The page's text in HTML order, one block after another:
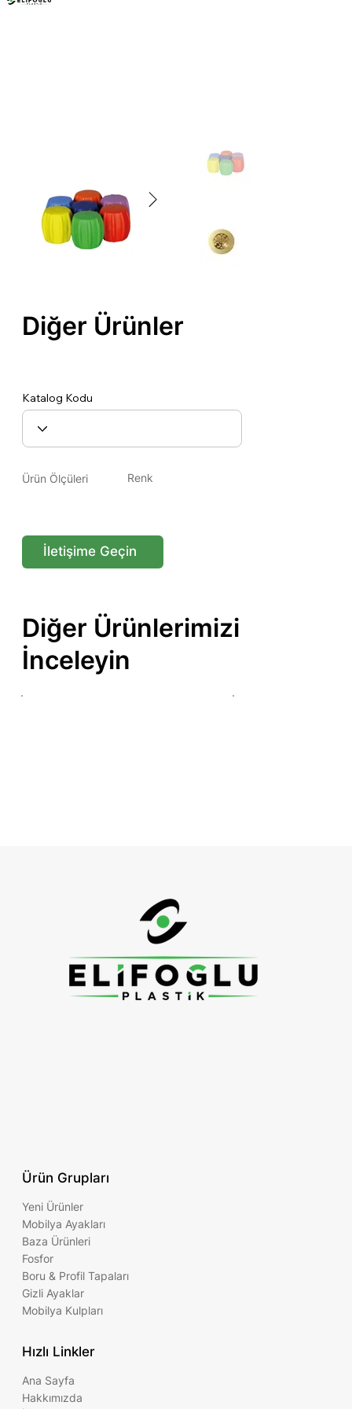
Diğer Ürünler
Katalog Kodu
Ürün Ölçüleri Renk
İletişime Geçin
Diğer Ürünlerimizi
İnceleyin
Ürün Grupları
Yeni Ürünler
Mobilya Ayakları
Baza Ürünleri
Fosfor
Boru & Profil Tapaları
Gizli Ayaklar
Mobilya Kulpları
Hızlı Linkler
Ana Sayfa
Hakkımızda